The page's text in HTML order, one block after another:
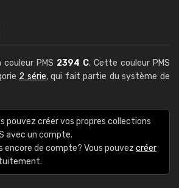
PMS 2394 C. Cette couleur PMS
2 série, qui fait partie du système de
pouvez créer vos propres collections
avec un compte.
encore de compte? Vous pouvez créer